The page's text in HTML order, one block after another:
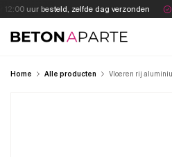
Skip
to
content
uur besteld, zelfde dag verzonden
Beton Aparte
Home Alle producten Vloeren rij